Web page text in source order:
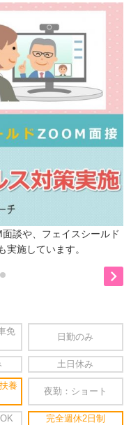
談や、フェイスシールド
施しています。

免
日勤のみ
土日休み
養
夜勤：ショート
完全週休2日制